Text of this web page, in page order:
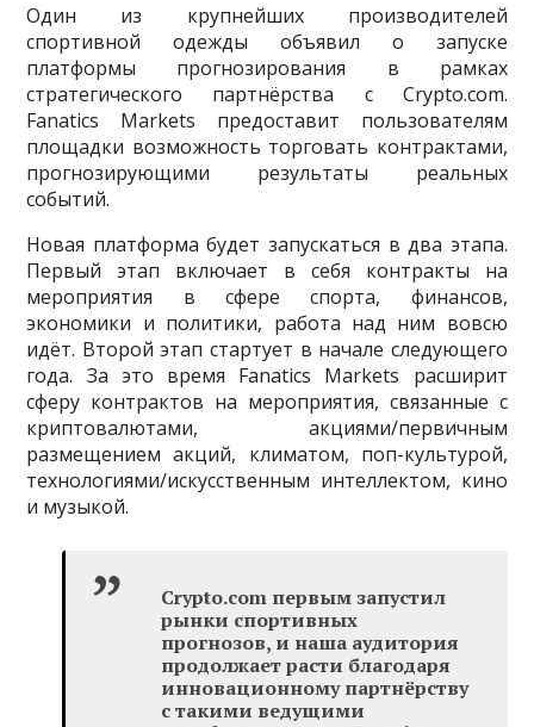
Один из крупнейших производителей
спортивной одежды объявил о запуске
платформы прогнозирования в рамках
стратегического партнёрства с Crypto.com.
Fanatics Markets предоставит пользователям
площадки возможность торговать контрактами,
прогнозирующими результаты реальных
событий.
Новая платформа будет запускаться в два этапа.
Первый этап включает в себя контракты на
мероприятия в сфере спорта, финансов,
экономики и политики, работа над ним вовсю
идёт. Второй этап стартует в начале следующего
года. За это время Fanatics Markets расширит
сферу контрактов на мероприятия, связанные с
криптовалютами, акциями/первичным
размещением акций, климатом, поп-культурой,
технологиями/искусственным интеллектом, кино
и музыкой.
Crypto.com первым запустил
рынки спортивных
прогнозов, и наша аудитория
продолжает расти благодаря
инновационному партнёрству
с такими ведущими